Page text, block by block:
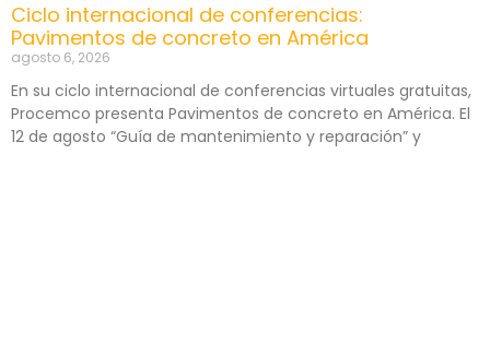
Ciclo internacional de conferencias:
Pavimentos de concreto en América
agosto 6, 2026
En su ciclo internacional de conferencias virtuales gratuitas,
Procemco presenta Pavimentos de concreto en América. El
12 de agosto “Guía de mantenimiento y reparación” y